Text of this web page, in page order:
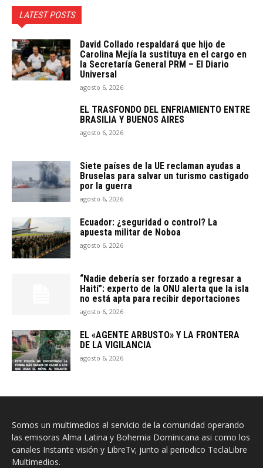
LATEST POSTS
David Collado respaldará que hijo de
Carolina Mejía la sustituya en el cargo en
la Secretaría General PRM – El Diario
Universal
agosto 6, 2026
EL TRASFONDO DEL ENFRIAMIENTO ENTRE
BRASILIA Y BUENOS AIRES
agosto 6, 2026
Siete países de la UE reclaman ayudas a
Bruselas para salvar un turismo castigado
por la guerra
agosto 6, 2026
Ecuador: ¿seguridad o control? La
apuesta militar de Noboa
agosto 6, 2026
“Nadie debería ser forzado a regresar a
Haití”: experto de la ONU alerta que la isla
no está apta para recibir deportaciones
agosto 6, 2026
EL «AGENTE ARBUSTO» Y LA FRONTERA
DE LA VIGILANCIA
agosto 6, 2026
Somos un multimedios al servicio de la comunidad operando
las emisoras Alma Latina y Bohemia Dominicana asi como los
canales Instante visión y LibreTv; junto al periodico TeclaLibre
Multimedios.